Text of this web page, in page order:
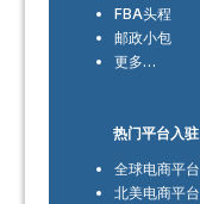
FBA头程
邮政小包
更多…
热门平台入驻
全球电商平台
北美电商平台